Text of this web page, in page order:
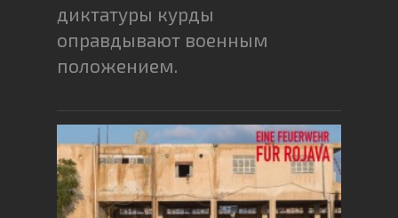
диктатуры курды
оправдывают военным
положением.